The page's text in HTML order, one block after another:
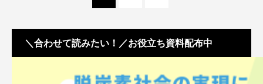
＼合わせて読みたい！／お役立ち資料配布中